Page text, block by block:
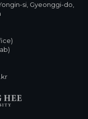
si, Gyeonggi-do,